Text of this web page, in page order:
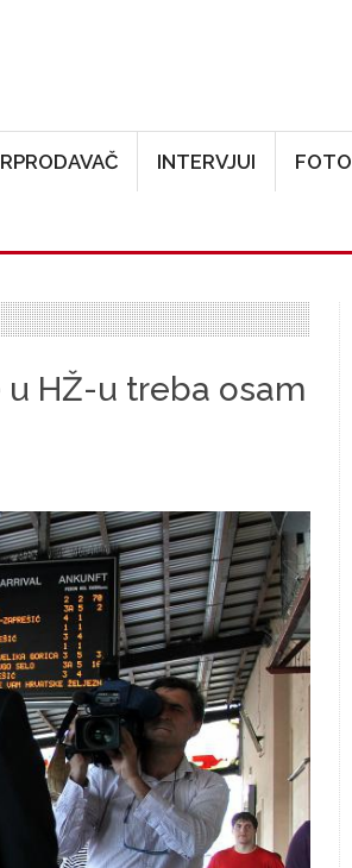
INTERVJUI FOTO
HŽ-u treba osam